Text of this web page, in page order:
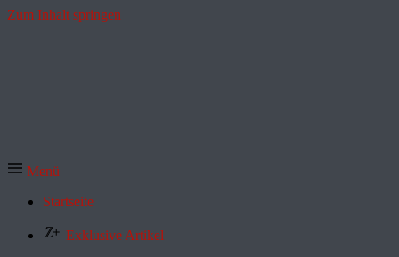
Zum Inhalt springen
Menü
Startseite
Exklusive Artikel